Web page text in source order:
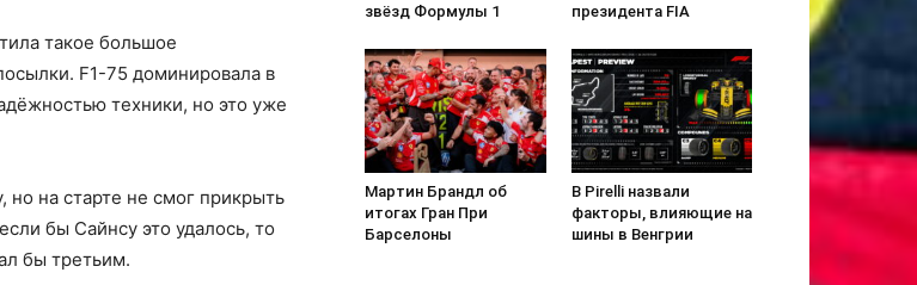
такое большое
F1-75 доминировала в
техники, но это уже
на старте не смог прикрыть
бы Сайнсу это удалось, то
бы третьим.
звёзд Формулы 1
президента FIA
Мартин Брандл об
итогах Гран При
Барселоны
В Pirelli назвали
факторы, влияющие на
шины в Венгрии